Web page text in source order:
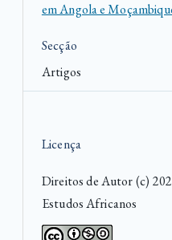
em Angola e
Secção
Artigos
Licença
Direitos de Autor (c)
Estudos Africanos